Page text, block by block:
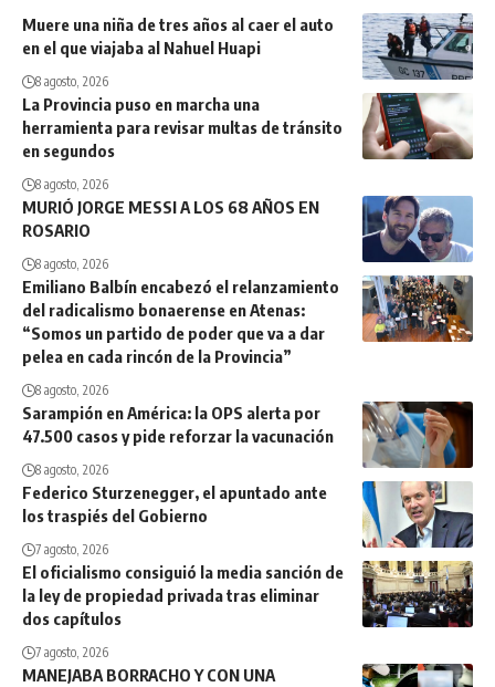
Muere una niña de tres años al caer el auto
en el que viajaba al Nahuel Huapi
8 agosto, 2026
La Provincia puso en marcha una
herramienta para revisar multas de tránsito
en segundos
8 agosto, 2026
MURIÓ JORGE MESSI A LOS 68 AÑOS EN
ROSARIO
8 agosto, 2026
Emiliano Balbín encabezó el relanzamiento
del radicalismo bonaerense en Atenas:
“Somos un partido de poder que va a dar
pelea en cada rincón de la Provincia”
8 agosto, 2026
Sarampión en América: la OPS alerta por
47.500 casos y pide reforzar la vacunación
8 agosto, 2026
Federico Sturzenegger, el apuntado ante
los traspiés del Gobierno
7 agosto, 2026
El oficialismo consiguió la media sanción de
la ley de propiedad privada tras eliminar
dos capítulos
7 agosto, 2026
MANEJABA BORRACHO Y CON UNA